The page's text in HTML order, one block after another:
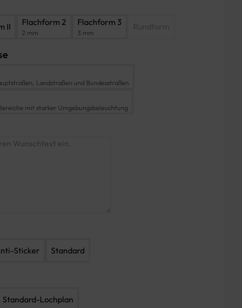
II Flachform 2
2 mm
Flachform 3
3 mm
Landstraßen und Bundesstraßen
mit starker Umgebungsbeleuchtung
Sticker Standard
Standard-Lochplan